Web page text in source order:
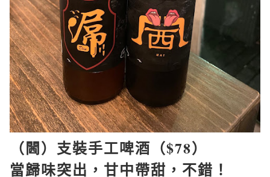
（閪）支裝手工啤酒（$78）
當歸味突出，甘中帶甜，不錯！